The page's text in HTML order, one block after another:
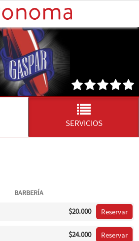
SERVICIOS
BARBERÍA
$20.000 Reservar
$24.000 Reservar